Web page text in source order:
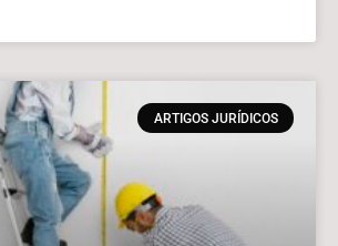
ARTIGOS JURÍDICOS